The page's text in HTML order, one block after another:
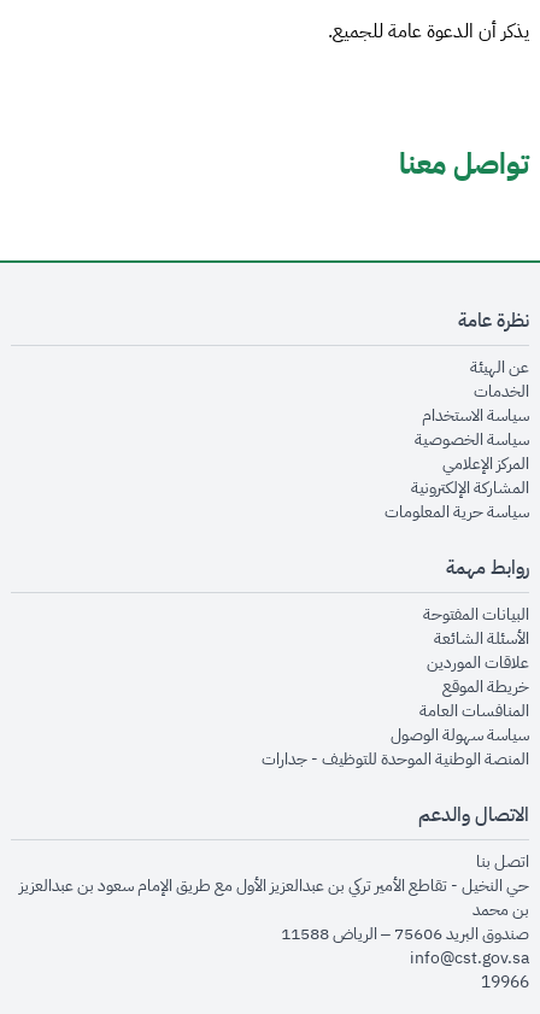
يذكر أن الدعوة عامة للجميع.
تواصل معنا
نظرة عامة
عن الهيئةopens in new window
الخدماتopens in new window
سياسة الاستخدام
سياسة الخصوصيةopens in new window
المركز الإعلاميopens in new window
المشاركة الإلكترونيةopens in new window
سياسة حرية المعلوماتopens in new window
روابط مهمة
البيانات المفتوحةopens in new window
الأسئلة الشائعةopens in new window
علاقات الموردينopens in new window
خريطة الموقعopens in new window
المنافسات العامةopens in new window
سياسة سهولة الوصولopens in new window
المنصة الوطنية الموحدة للتوظيف - جداراتopens in new window
الاتصال والدعم
اتصل بنا
حي النخيل - تقاطع الأمير تركي بن عبدالعزيز الأول مع طريق الإمام سعود بن عبدالعزيز
بن محمد
صندوق البريد 75606 – الرياض 11588
info@cst.gov.sa
19966